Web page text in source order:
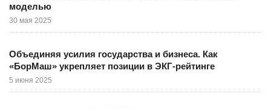
моделью
30 мая 2025
Объединяя усилия государства и бизнеса. Как
«БорМаш» укрепляет позиции в ЭКГ-рейтинге
5 июня 2025